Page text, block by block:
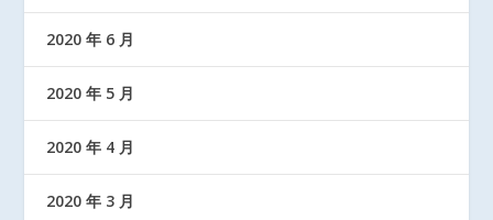
2020 年 6 月
2020 年 5 月
2020 年 4 月
2020 年 3 月